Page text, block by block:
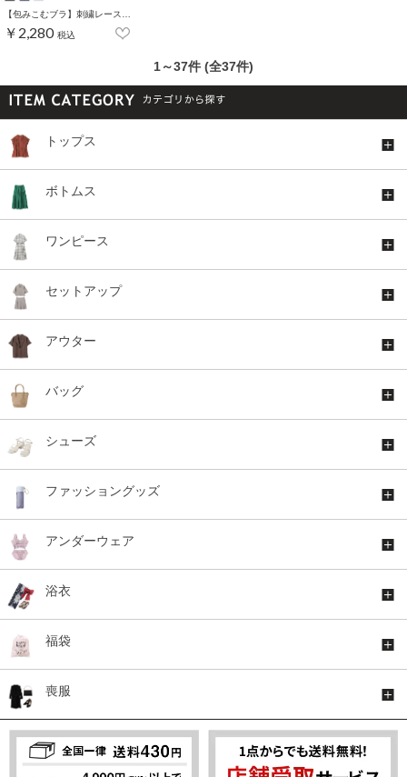
￥2,280 税込
1～37件 (全37件)
トップス
ボトムス
ワンピース
セットアップ
アウター
バッグ
シューズ
ファッショングッズ
アンダーウェア
浴衣
福袋
喪服